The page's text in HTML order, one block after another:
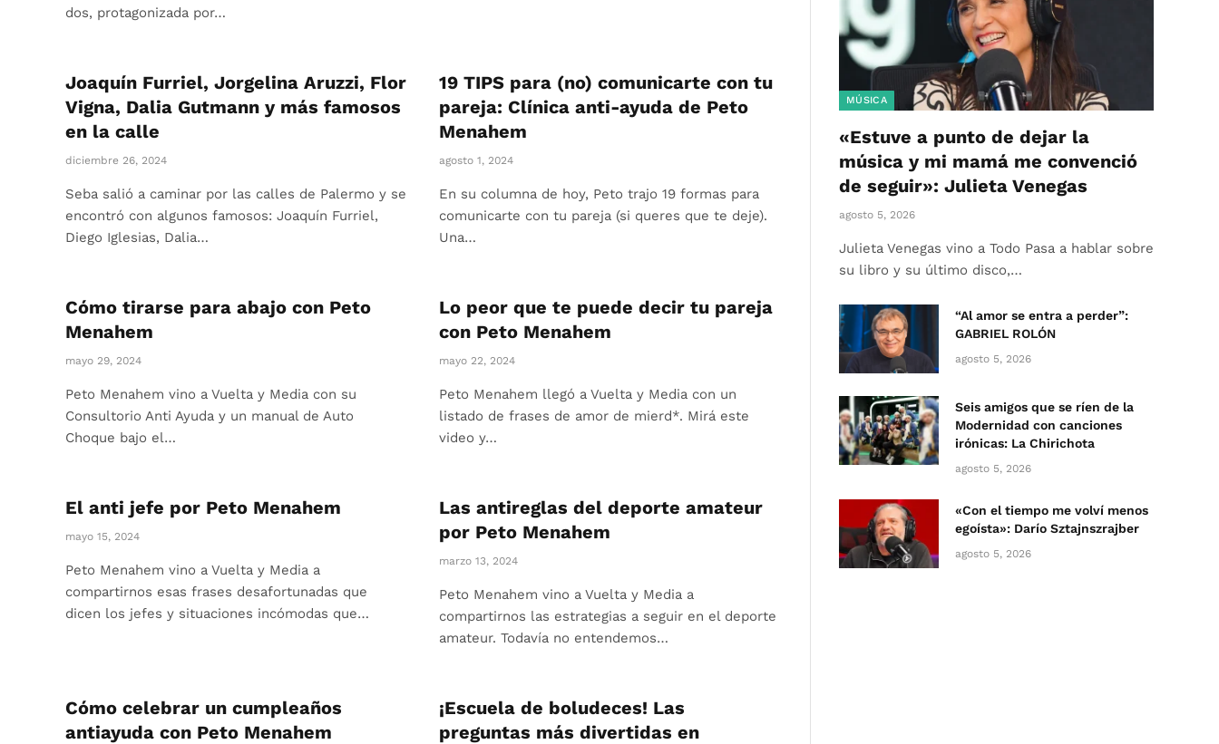
dos, protagonizada por…
Joaquín Furriel, Jorgelina Aruzzi, Flor
Vigna, Dalia Gutmann y más famosos
en la calle
diciembre 26, 2024
Seba salió a caminar por las calles de Palermo y se
encontró con algunos famosos: Joaquín Furriel,
Diego Iglesias, Dalia…
19 TIPS para (no) comunicarte con tu
pareja: Clínica anti-ayuda de Peto
Menahem
agosto 1, 2024
En su columna de hoy, Peto trajo 19 formas para
comunicarte con tu pareja (si queres que te deje).
Una…
Cómo tirarse para abajo con Peto
Menahem
mayo 29, 2024
Peto Menahem vino a Vuelta y Media con su
Consultorio Anti Ayuda y un manual de Auto
Choque bajo el…
Lo peor que te puede decir tu pareja
con Peto Menahem
mayo 22, 2024
Peto Menahem llegó a Vuelta y Media con un
listado de frases de amor de mierd*. Mirá este
video y…
El anti jefe por Peto Menahem
mayo 15, 2024
Peto Menahem vino a Vuelta y Media a
compartirnos esas frases desafortunadas que
dicen los jefes y situaciones incómodas que…
Las antireglas del deporte amateur
por Peto Menahem
marzo 13, 2024
Peto Menahem vino a Vuelta y Media a
compartirnos las estrategias a seguir en el deporte
amateur. Todavía no entendemos…
Cómo celebrar un cumpleaños
antiayuda con Peto Menahem
¡Escuela de boludeces! Las
preguntas más divertidas en
MÚSICA
«Estuve a punto de dejar la
música y mi mamá me convenció
de seguir»: Julieta Venegas
agosto 5, 2026
Julieta Venegas vino a Todo Pasa a hablar sobre
su libro y su último disco,…
“Al amor se entra a perder”:
GABRIEL ROLÓN
agosto 5, 2026
Seis amigos que se ríen de la
Modernidad con canciones
irónicas: La Chirichota
agosto 5, 2026
«Con el tiempo me volví menos
egoísta»: Darío Sztajnszrajber
agosto 5, 2026